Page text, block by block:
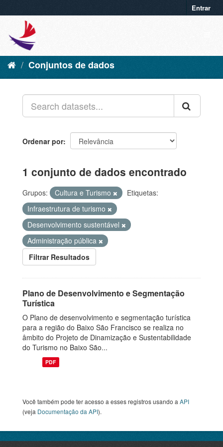
Entrar
Conjuntos de dados
Ordenar por
1 conjunto de dados encontrado
Grupos: Cultura e Turismo
Etiquetas:
Infraestrutura de turismo
Desenvolvimento sustentável
Administração pública
Filtrar Resultados
Plano de Desenvolvimento e Segmentação
Turística
O Plano de desenvolvimento e segmentação turística
para a região do Baixo São Francisco se realiza no
âmbito do Projeto de Dinamização e Sustentabilidade
do Turismo no Baixo São...
PDF
Você também pode ter acesso a esses registros usando a API
(veja Documentação da API).